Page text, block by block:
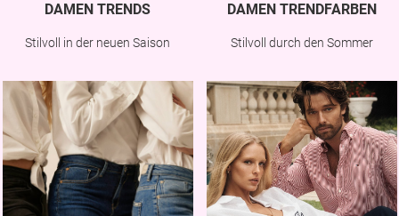
DAMEN TRENDS
Stilvoll in der neuen Saison
DAMEN TRENDFARBEN
Stilvoll durch den Sommer